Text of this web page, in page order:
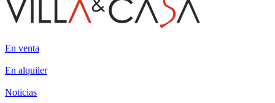
En venta
En alquiler
Noticias